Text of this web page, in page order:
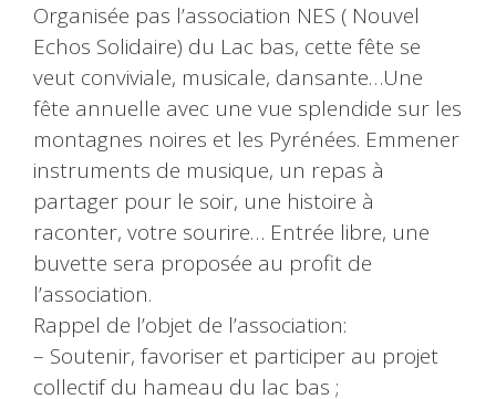
Organisée pas l’association NES ( Nouvel
Echos Solidaire) du Lac bas, cette fête se
veut conviviale, musicale, dansante…Une
fête annuelle avec une vue splendide sur les
montagnes noires et les Pyrénées. Emmener
instruments de musique, un repas à
partager pour le soir, une histoire à
raconter, votre sourire… Entrée libre, une
buvette sera proposée au profit de
l’association.
Rappel de l’objet de l’association:
– Soutenir, favoriser et participer au projet
collectif du hameau du lac bas ;